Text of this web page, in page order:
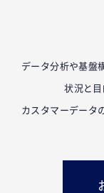
データ分析や基盤
状況と目
カスタマーデータ